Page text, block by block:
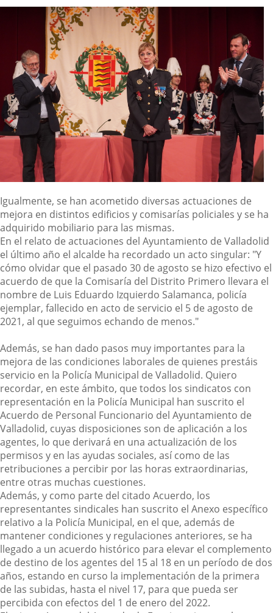
Igualmente, se han acometido diversas actuaciones de
mejora en distintos edificios y comisarías policiales y se ha
adquirido mobiliario para las mismas.
En el relato de actuaciones del Ayuntamiento de Valladolid
el último año el alcalde ha recordado un acto singular: "Y
cómo olvidar que el pasado 30 de agosto se hizo efectivo el
acuerdo de que la Comisaría del Distrito Primero llevara el
nombre de Luis Eduardo Izquierdo Salamanca, policía
ejemplar, fallecido en acto de servicio el 5 de agosto de
2021, al que seguimos echando de menos."
Además, se han dado pasos muy importantes para la
mejora de las condiciones laborales de quienes prestáis
servicio en la Policía Municipal de Valladolid. Quiero
recordar, en este ámbito, que todos los sindicatos con
representación en la Policía Municipal han suscrito el
Acuerdo de Personal Funcionario del Ayuntamiento de
Valladolid, cuyas disposiciones son de aplicación a los
agentes, lo que derivará en una actualización de los
permisos y en las ayudas sociales, así como de las
retribuciones a percibir por las horas extraordinarias,
entre otras muchas cuestiones.
Además, y como parte del citado Acuerdo, los
representantes sindicales han suscrito el Anexo específico
relativo a la Policía Municipal, en el que, además de
mantener condiciones y regulaciones anteriores, se ha
llegado a un acuerdo histórico para elevar el complemento
de destino de los agentes del 15 al 18 en un período de dos
años, estando en curso la implementación de la primera
de las subidas, hasta el nivel 17, para que pueda ser
percibida con efectos del 1 de enero del 2022.